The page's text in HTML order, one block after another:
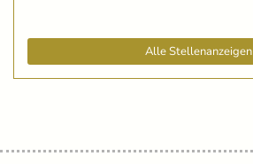
Alle Stellenanzeigen